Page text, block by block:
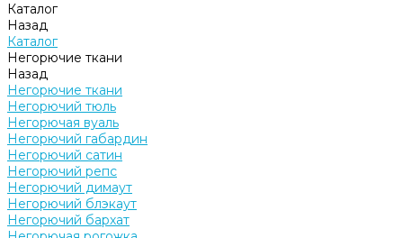
Каталог
Назад
Каталог
Негорючие ткани
Назад
Негорючие ткани
Негорючий тюль
Негорючая вуаль
Негорючий габардин
Негорючий сатин
Негорючий репс
Негорючий димаут
Негорючий блэкаут
Негорючий бархат